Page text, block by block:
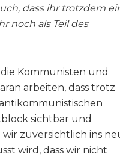
dass ihr trotzdem
noch als Teil des
Kommunisten und
arbeiten, dass trotz
sichtbar und
zuversichtlich ins
wird, dass wir nicht